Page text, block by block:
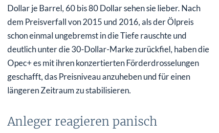
Dollar je Barrel, 60 bis 80 Dollar sehen sie lieber. Nach
dem Preisverfall von 2015 und 2016, als der Ölpreis
schon einmal ungebremst in die Tiefe rauschte und
deutlich unter die 30-Dollar-Marke zurückfiel, haben die
Opec+ es mit ihren konzertierten Förderdrosselungen
geschafft, das Preisniveau anzuheben und für einen
längeren Zeitraum zu stabilisieren.
Anleger reagieren panisch